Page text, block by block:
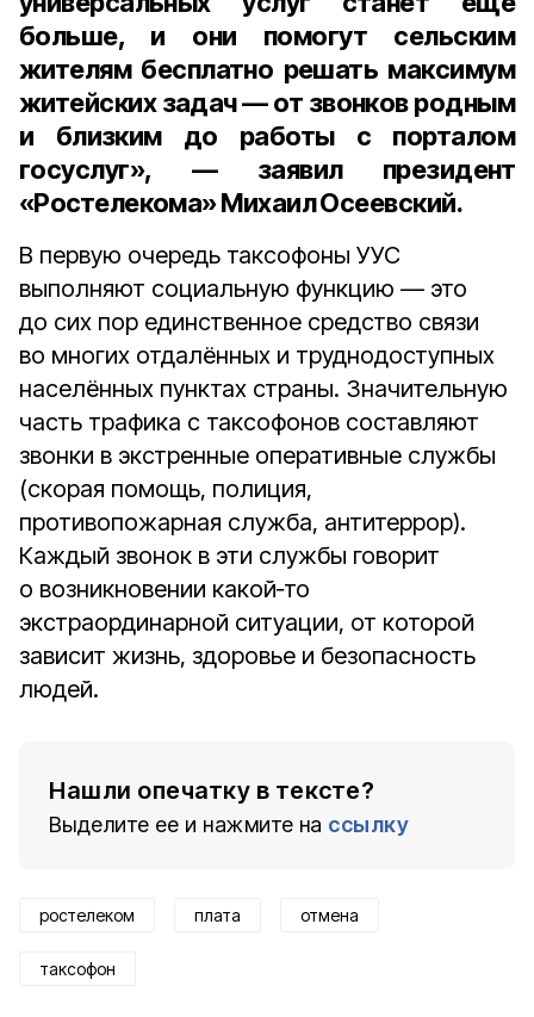
больше, и они помогут сельским
жителям бесплатно решать максимум
житейских задач — от звонков родным
и близким до работы с порталом
госуслуг», — заявил президент
«Ростелекома» Михаил Осеевский.
В первую очередь таксофоны УУС
выполняют социальную функцию — это
до сих пор единственное средство связи
во многих отдалённых и труднодоступных
населённых пунктах страны. Значительную
часть трафика с таксофонов составляют
звонки в экстренные оперативные службы
(скорая помощь, полиция,
противопожарная служба, антитеррор).
Каждый звонок в эти службы говорит
о возникновении какой‑то
экстраординарной ситуации, от которой
зависит жизнь, здоровье и безопасность
людей.
Нашли опечатку в тексте?
Выделите ее и нажмите на ссылку
ростелеком плата отмена
таксофон